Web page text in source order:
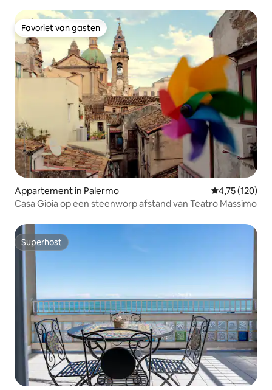
Favoriet van gasten
Favoriet van gasten
Appartement in Palermo Gemiddelde
4,75 (120)
Casa Gioia op een steenworp afstand van Teatro Massimo
Superhost
Superhost